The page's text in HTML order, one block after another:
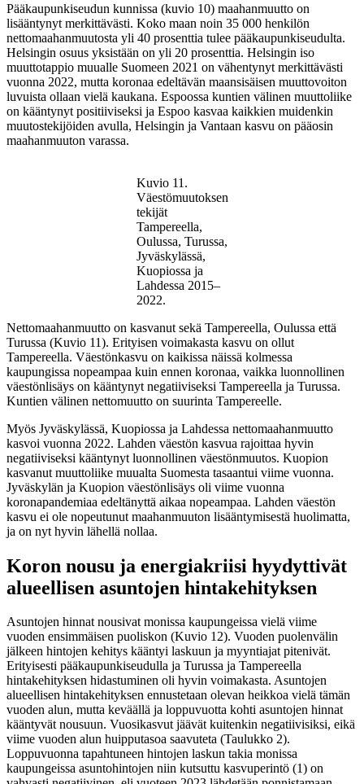
Pääkaupunkiseudun kunnissa (kuvio 10) maahanmuutto on
lisääntynyt merkittävästi. Koko maan noin 35 000 henkilön
nettomaahanmuutosta yli 40 prosenttia tulee pääkaupunkiseudulta.
Helsingin osuus yksistään on yli 20 prosenttia. Helsingin iso
muuttotappio muualle Suomeen 2021 on vähentynyt merkittävästi
vuonna 2022, mutta koronaa edeltävän maansisäisen muuttovoiton
luvuista ollaan vielä kaukana. Espoossa kuntien välinen muuttoliike
on kääntynyt positiiviseksi ja Espoo kasvaa kaikkien muidenkin
muutostekijöiden avulla, Helsingin ja Vantaan kasvu on pääosin
maahanmuuton varassa.
Kuvio 11.
Väestömuutoksen
tekijät
Tampereella,
Oulussa, Turussa,
Jyväskylässä,
Kuopiossa ja
Lahdessa 2015–
2022.
Nettomaahanmuutto on kasvanut sekä Tampereella, Oulussa että
Turussa (Kuvio 11). Erityisen voimakasta kasvu on ollut
Tampereella. Väestönkasvu on kaikissa näissä kolmessa
kaupungissa nopeampaa kuin ennen koronaa, vaikka luonnollinen
väestönlisäys on kääntynyt negatiiviseksi Tampereella ja Turussa.
Kuntien välinen nettomuutto on suurinta Tampereelle.
Myös Jyväskylässä, Kuopiossa ja Lahdessa nettomaahanmuutto
kasvoi vuonna 2022. Lahden väestön kasvua rajoittaa hyvin
negatiiviseksi kääntynyt luonnollinen väestönmuutos. Kuopion
kasvanut muuttoliike muualta Suomesta tasaantui viime vuonna.
Jyväskylän ja Kuopion väestönlisäys oli viime vuonna
koronapandemiaa edeltänyttä aikaa nopeampaa. Lahden väestön
kasvu ei ole nopeutunut maahanmuuton lisääntymisestä huolimatta,
ja on nyt hyvin lähellä nollaa.
Koron nousu ja energiakriisi hyydyttivät
alueellisen asuntojen hintakehityksen
Asuntojen hinnat nousivat monissa kaupungeissa vielä viime
vuoden ensimmäisen puoliskon (Kuvio 12). Vuoden puolenvälin
jälkeen hintojen kehitys kääntyi laskuun ja myyntiajat pitenivät.
Erityisesti pääkaupunkiseudulla ja Turussa ja Tampereella
hintakehityksen hidastuminen oli hyvin voimakasta. Asuntojen
alueellisen hintakehityksen ennustetaan olevan heikkoa vielä tämän
vuoden alun, mutta keväällä ja loppuvuotta kohti asuntojen hinnat
kääntyvät nousuun. Vuosikasvut jäävät kuitenkin negatiivisiksi, eikä
viime vuoden alun huipputasoa saavuteta (Taulukko 2).
Loppuvuonna tapahtuneen hintojen laskun takia monissa
kaupungeissa asuntohintojen niin kutsuttu kasvuperintö (1) on